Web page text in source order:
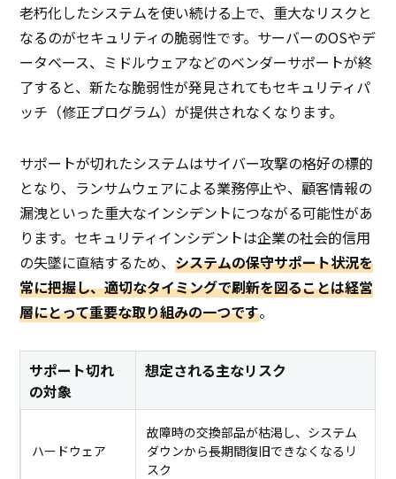
老朽化したシステムを使い続ける上で、重大なリスクと
なるのがセキュリティの脆弱性です。サーバーのOSやデ
ータベース、ミドルウェアなどのベンダーサポートが終
了すると、新たな脆弱性が発見されてもセキュリティパ
ッチ（修正プログラム）が提供されなくなります。
サポートが切れたシステムはサイバー攻撃の格好の標的
となり、ランサムウェアによる業務停止や、顧客情報の
漏洩といった重大なインシデントにつながる可能性があ
ります。セキュリティインシデントは企業の社会的信用
の失墜に直結するため、システムの保守サポート状況を
常に把握し、適切なタイミングで刷新を図ることは経営
層にとって重要な取り組みの一つです。
サポート切れ
の対象
想定される主なリスク
ハードウェア
故障時の交換部品が枯渇し、システム
ダウンから長期間復旧できなくなるリ
スク